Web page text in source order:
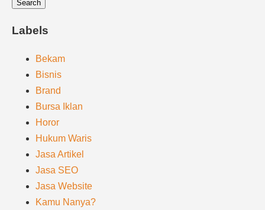
Labels
Bekam
Bisnis
Brand
Bursa Iklan
Horor
Hukum Waris
Jasa Artikel
Jasa SEO
Jasa Website
Kamu Nanya?